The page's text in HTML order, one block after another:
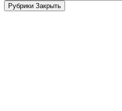
Рубрики Закрыть